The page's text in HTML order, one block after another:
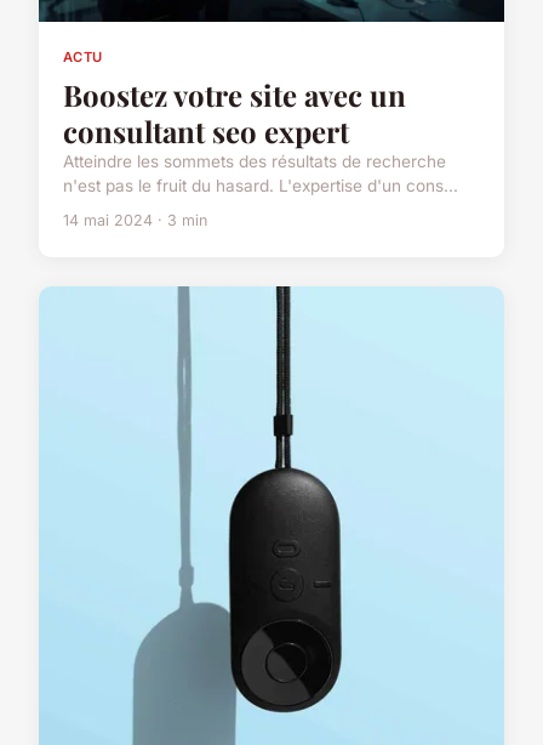
ACTU
Boostez votre site avec un
consultant seo expert
Atteindre les sommets des résultats de recherche
n'est pas le fruit du hasard. L'expertise d'un cons...
14 mai 2024 · 3 min